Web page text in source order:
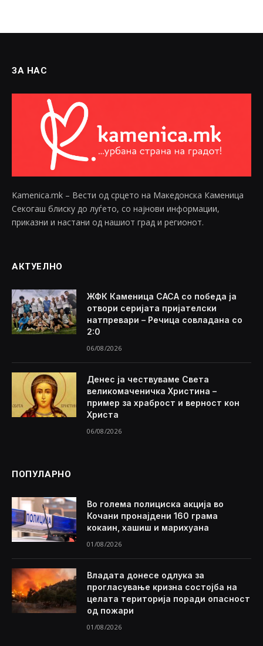
ЗА НАС
Kamenica.mk – Вести од срцето на Македонска Каменица
Секогаш блиску до луѓето, со најнови информации,
приказни и настани од нашиот град и регионот.
АКТУЕЛНО
ЖФК Каменица САСА со победа ја
отвори серијата пријателски
натпревари – Речица совладана со
2:0
06/08/2026
Денес ја чествуваме Света
великомаченичка Христина –
пример за храброст и верност кон
Христа
06/08/2026
ПОПУЛАРНО
Во голема полициска акција во
Кочани пронајдени 160 грама
кокаин, хашиш и марихуана
01/08/2026
Владата донесе одлука за
прогласување кризна состојба на
целата територија поради опасност
од пожари
01/08/2026